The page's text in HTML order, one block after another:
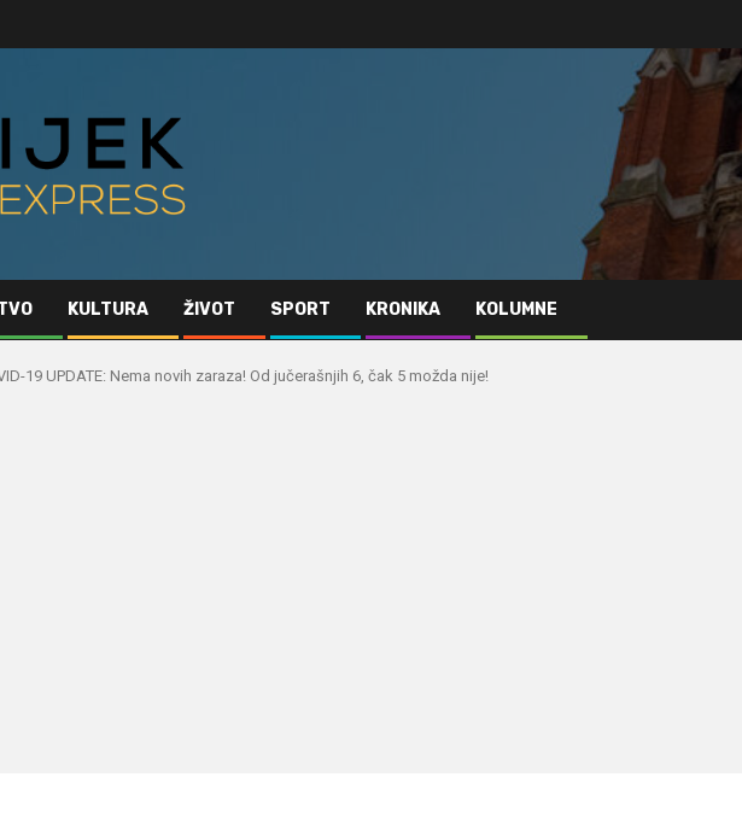
KULTURA ŽIVOT SPORT KRONIKA KOLUMNE
19 UPDATE: Nema novih zaraza! Od jučerašnjih 6, čak 5 možda nije!